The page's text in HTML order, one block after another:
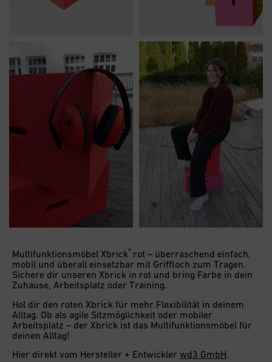
Multifunktionsmöbel Xbrick® rot – überraschend einfach,
mobil und überall einsetzbar mit Griffloch zum Tragen.
Sichere dir unseren Xbrick in rot und bring Farbe in dein
Zuhause, Arbeitsplatz oder Training.
Hol dir den roten Xbrick für mehr Flexibilität in deinem
Alltag. Ob als agile Sitzmöglichkeit oder mobiler
Arbeitsplatz – der Xbrick ist das Multifunktionsmöbel für
deinen Alltag!
Hier direkt vom Hersteller + Entwickler wd3 GmbH.